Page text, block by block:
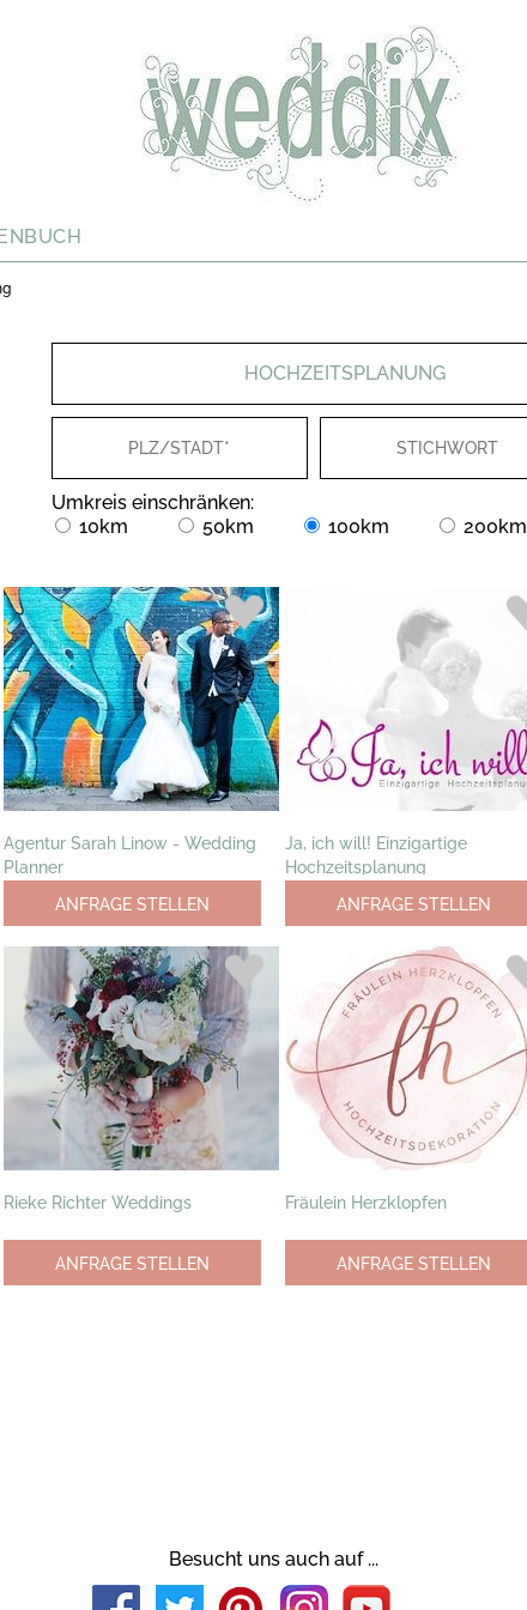
HOCHZEITSPLANUNG
Umkreis einschränken:
10km
50km 100km 200km
Agentur Sarah Linow - Wedding
Planner
ANFRAGE STELLEN
Ja, ich will! Einzigartige
Hochzeitsplanung
ANFRAGE STELLEN
Rieke Richter Weddings
ANFRAGE STELLEN
Fräulein Herzklopfen
ANFRAGE STELLEN
Besucht uns auch auf ...